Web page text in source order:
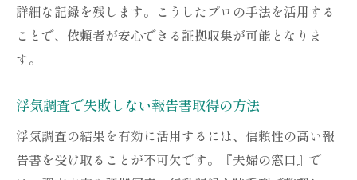
詳細な記録を残します。こうしたプロの手法を活用する
ことで、依頼者が安心できる証拠収集が可能となりま
す。
浮気調査で失敗しない報告書取得の方法
浮気調査の結果を有効に活用するには、信頼性の高い報
告書を受け取ることが不可欠です。『夫婦の窓口』で